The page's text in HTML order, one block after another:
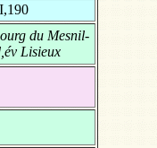
du Mesnil-
Lisieux